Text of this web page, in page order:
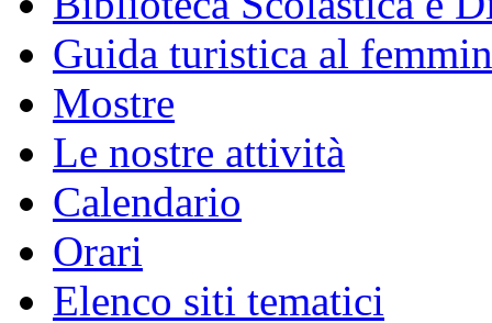
Guida turistica al
Mostre
Le nostre attività
Calendario
Orari
Elenco siti tematici